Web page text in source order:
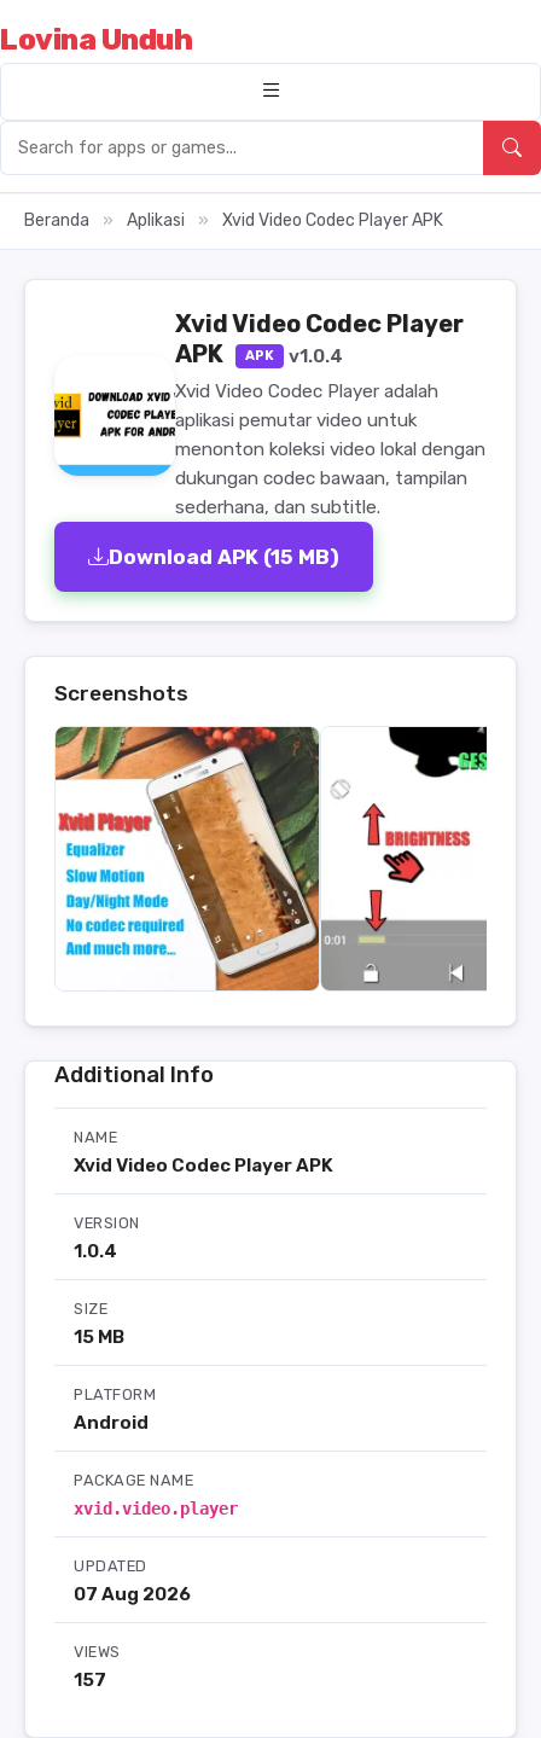
Lovina Unduh
Beranda » Aplikasi » Xvid Video Codec Player APK
Xvid Video Codec Player
APK
APK
v1.0.4
Xvid Video Codec Player adalah
aplikasi pemutar video untuk
menonton koleksi video lokal dengan
dukungan codec bawaan, tampilan
sederhana, dan subtitle.
Download APK (15 MB)
Screenshots
Additional Info
NAME
Xvid Video Codec Player APK
VERSION
1.0.4
SIZE
15 MB
PLATFORM
Android
PACKAGE NAME
xvid.video.player
UPDATED
07 Aug 2026
VIEWS
157